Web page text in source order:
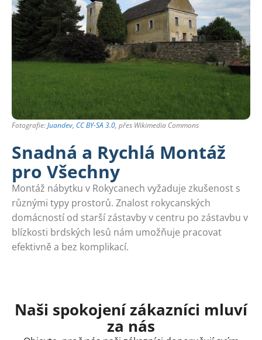
Fotografie:Juandev, CC BY-SA 3.0, přes Wikimedia Commons
Snadná a Rychlá Montáž
pro Všechny
Montáž nábytku v Rokycanech vyžaduje zkušenost s
různými typy prostorů. Znalost rokycanských
domácností od starší zástavby v centru po zástavbu v
blízkosti brdských lesů nám umožňuje pracovat
efektivně a bez komplikací.
Naši spokojení zákazníci mluví
za nás